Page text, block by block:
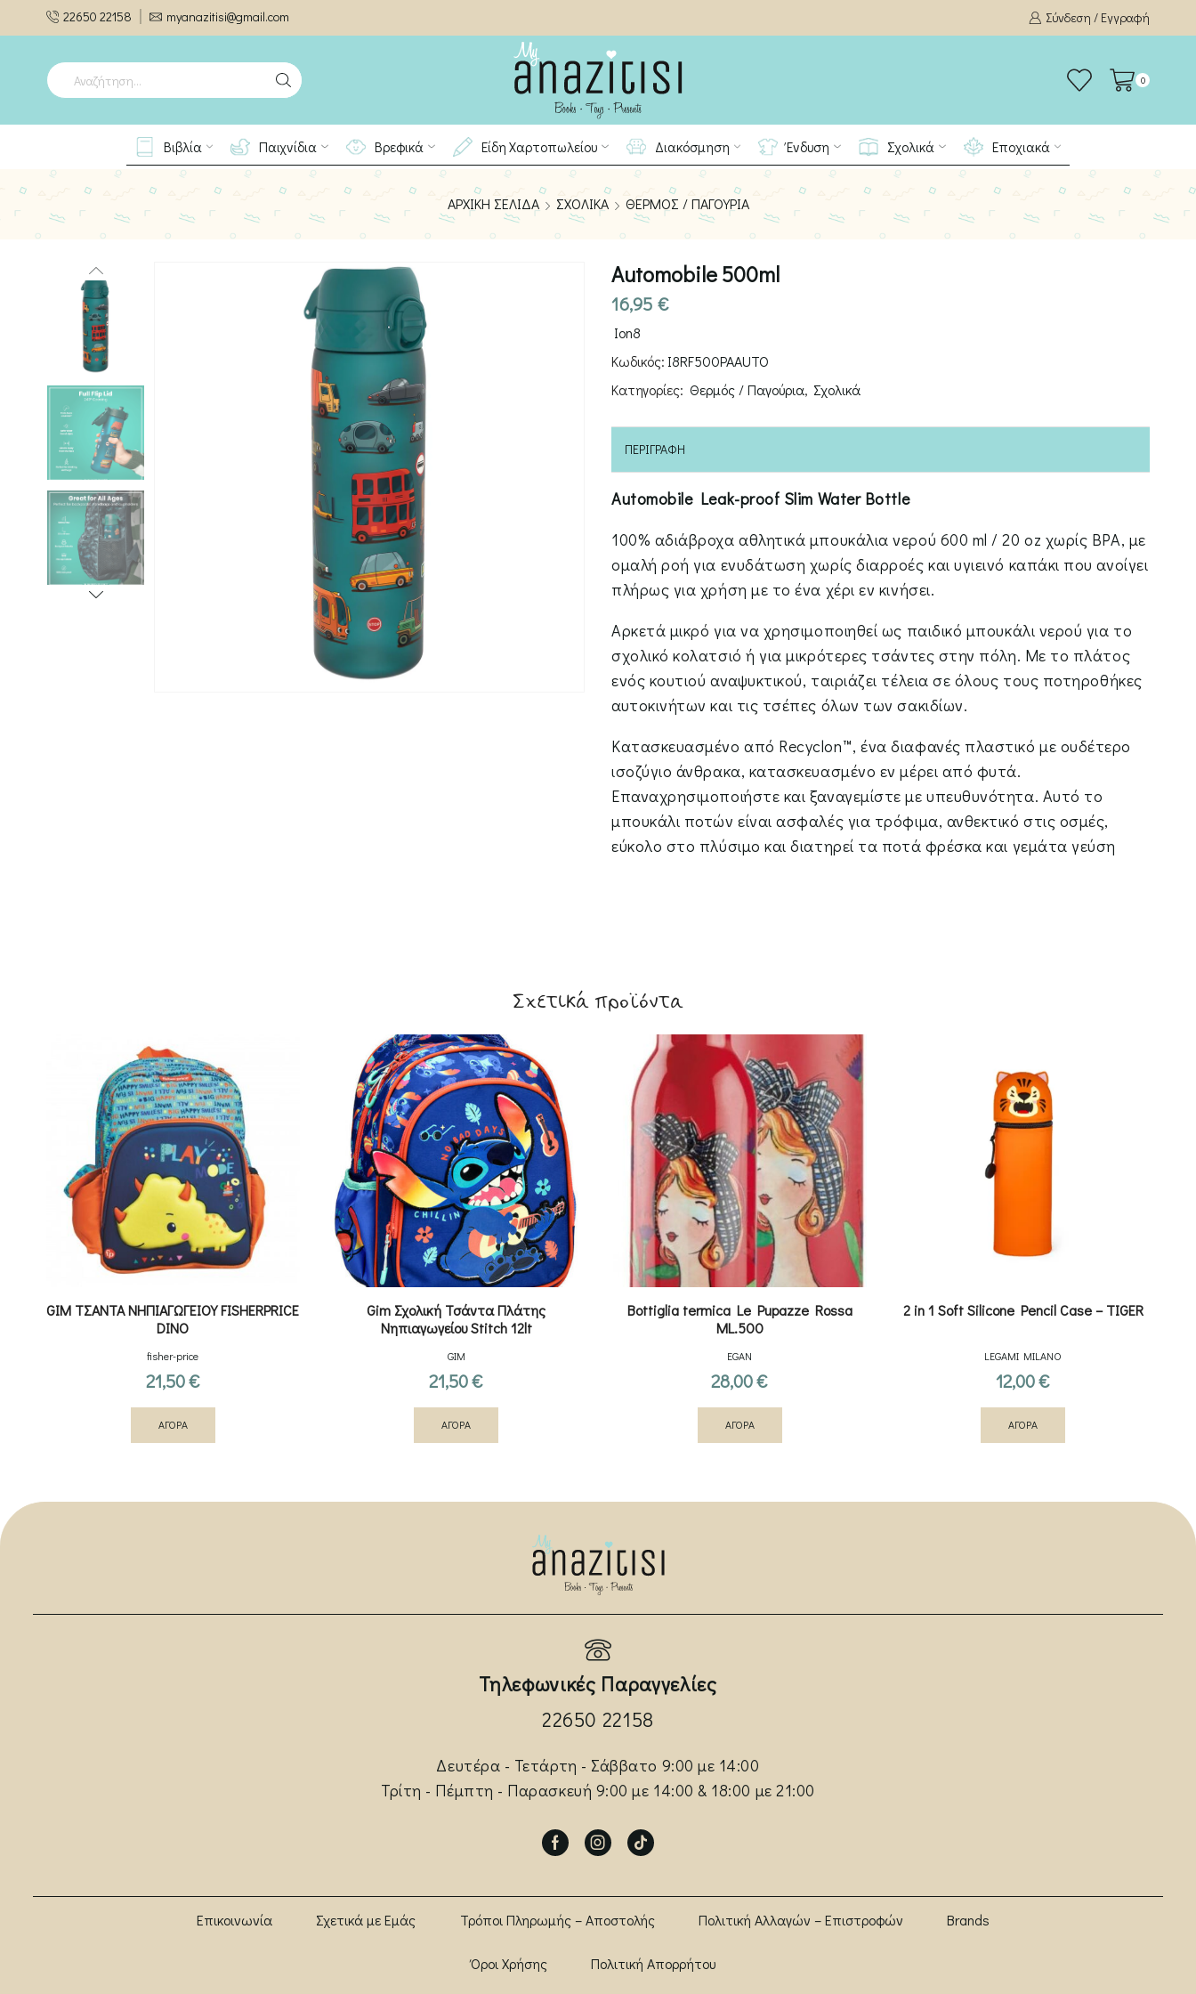
22650 22158 myanazitisi@gmail.com Σύνδεση / Εγγραφή
0
Βιβλία Παιχνίδια Βρεφικά Είδη Χαρτοπωλείου Διακόσμηση Ένδυση Σχολικά Εποχιακά
ΑΡΧΙΚΉ ΣΕΛΊΔΑ ΣΧΟΛΙΚΆ ΘΕΡΜΌΣ / ΠΑΓΟΎΡΙΑ
Automobile 500ml
16,95 €
Ion8
Κωδικός: I8RF500PAAUTO
Κατηγορίες: Θερμός / Παγούρια, Σχολικά
ΠΕΡΙΓΡΑΦΉ
Automobile Leak-proof Slim Water Bottle
100% αδιάβροχα αθλητικά μπουκάλια νερού 600 ml / 20 oz χωρίς BPA, με
ομαλή ροή για ενυδάτωση χωρίς διαρροές και υγιεινό καπάκι που ανοίγει
πλήρως για χρήση με το ένα χέρι εν κινήσει.
Αρκετά μικρό για να χρησιμοποιηθεί ως παιδικό μπουκάλι νερού για το
σχολικό κολατσιό ή για μικρότερες τσάντες στην πόλη. Με το πλάτος
ενός κουτιού αναψυκτικού, ταιριάζει τέλεια σε όλους τους ποτηροθήκες
αυτοκινήτων και τις τσέπες όλων των σακιδίων.
Κατασκευασμένο από Recyclon™, ένα διαφανές πλαστικό με ουδέτερο
ισοζύγιο άνθρακα, κατασκευασμένο εν μέρει από φυτά.
Επαναχρησιμοποιήστε και ξαναγεμίστε με υπευθυνότητα. Αυτό το
μπουκάλι ποτών είναι ασφαλές για τρόφιμα, ανθεκτικό στις οσμές,
εύκολο στο πλύσιμο και διατηρεί τα ποτά φρέσκα και γεμάτα γεύση
Σχετικά προϊόντα
GIM ΤΣΑΝΤΑ ΝΗΠΙΑΓΩΓΕΙΟΥ FISHERPRICE
DINO
fisher-price
21,50€
ΑΓΟΡΑ
Gim Σχολική Τσάντα Πλάτης
Νηπιαγωγείου Stitch 12lt
GIM
21,50€
ΑΓΟΡΑ
Bottiglia termica Le Pupazze Rossa
ML.500
EGAN
28,00€
ΑΓΟΡΑ
2 in 1 Soft Silicone Pencil Case – TIGER
LEGAMI MILANO
12,00€
ΑΓΟΡΑ
Τηλεφωνικές Παραγγελίες
22650 22158
Δευτέρα - Τετάρτη - Σάββατο 9:00 με 14:00
Τρίτη - Πέμπτη - Παρασκευή 9:00 με 14:00 & 18:00 με 21:00
FacebookInstagram
Tik-
Επικοινωνία Σχετικά με Εμάς Τρόποι Πληρωμής – Αποστολής Πολιτική Αλλαγών – Επιστροφών Brands
Όροι Χρήσης Πολιτική Απορρήτου